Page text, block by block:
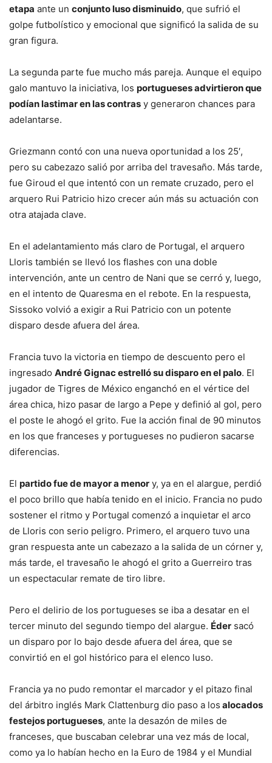
etapa ante un conjunto luso disminuido, que sufrió el
golpe futbolístico y emocional que significó la salida de su
gran figura.
La segunda parte fue mucho más pareja. Aunque el equipo
galo mantuvo la iniciativa, los portugueses advirtieron que
podían lastimar en las contras y generaron chances para
adelantarse.
Griezmann contó con una nueva oportunidad a los 25′,
pero su cabezazo salió por arriba del travesaño. Más tarde,
fue Giroud el que intentó con un remate cruzado, pero el
arquero Rui Patricio hizo crecer aún más su actuación con
otra atajada clave.
En el adelantamiento más claro de Portugal, el arquero
Lloris también se llevó los flashes con una doble
intervención, ante un centro de Nani que se cerró y, luego,
en el intento de Quaresma en el rebote. En la respuesta,
Sissoko volvió a exigir a Rui Patricio con un potente
disparo desde afuera del área.
Francia tuvo la victoria en tiempo de descuento pero el
ingresado André Gignac estrelló su disparo en el palo. El
jugador de Tigres de México enganchó en el vértice del
área chica, hizo pasar de largo a Pepe y definió al gol, pero
el poste le ahogó el grito. Fue la acción final de 90 minutos
en los que franceses y portugueses no pudieron sacarse
diferencias.
El partido fue de mayor a menor y, ya en el alargue, perdió
el poco brillo que había tenido en el inicio. Francia no pudo
sostener el ritmo y Portugal comenzó a inquietar el arco
de Lloris con serio peligro. Primero, el arquero tuvo una
gran respuesta ante un cabezazo a la salida de un córner y,
más tarde, el travesaño le ahogó el grito a Guerreiro tras
un espectacular remate de tiro libre.
Pero el delirio de los portugueses se iba a desatar en el
tercer minuto del segundo tiempo del alargue. Éder sacó
un disparo por lo bajo desde afuera del área, que se
convirtió en el gol histórico para el elenco luso.
Francia ya no pudo remontar el marcador y el pitazo final
del árbitro inglés Mark Clattenburg dio paso a los alocados
festejos portugueses, ante la desazón de miles de
franceses, que buscaban celebrar una vez más de local,
como ya lo habían hecho en la Euro de 1984 y el Mundial